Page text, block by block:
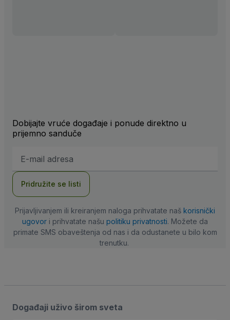
Dobijajte vruće događaje i ponude direktno u
prijemno sanduče
mail
Pridružite se listi
Prijavljivanjem ili kreiranjem naloga prihvatate naš korisnički
ugovor i prihvatate našu politiku privatnosti. Možete da
primate SMS obaveštenja od nas i da odustanete u bilo kom
trenutku.
Događaji uživo širom sveta